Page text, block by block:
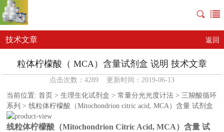
技术文章 返回
粒体柠檬酸（ MCA）含量试剂盒 说明 技术文章
点击次数：4289 更新时间：2019-06-13
当前位置: 首页 > 生理生化试剂盒 > 常量分光光度计法 > 三羧酸循环
系列 > 线粒体柠檬酸（Mitochondrion citric acid, MCA）含量 试剂盒
线粒体柠檬酸（Mitochondrion Citric Acid, MCA）含量 试